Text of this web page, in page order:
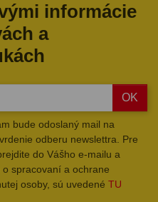
informácie
a
OK
bude odoslaný mail na
odberu newslettra. Pre
do Vášho e-mailu a
spracovaní a ochrane
osoby, sú uvedené TU